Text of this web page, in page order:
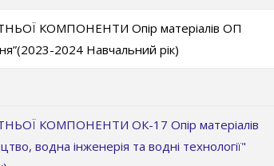
КОМПОНЕНТИ Опір матеріалів ОП
2024 Навчальний рік)
КОМПОНЕНТИ ОК-17 Опір матеріалів
водна інженерія та водні технології"